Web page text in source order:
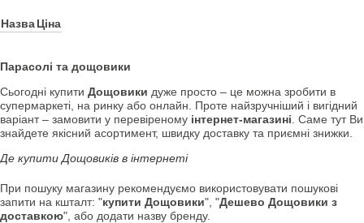
НазваЦіна
Парасолі та дощовики
Сьогодні купити Дощовики дуже просто – це можна зробити в
супермаркеті, на ринку або онлайн. Проте найзручніший і вигідний
варіант – замовити у перевіреному інтернет-магазині . Саме тут Ви
знайдете якісний асортимент, швидку доставку та приємні знижки.
Де купити Дощовиків в інтернеті
При пошуку магазину рекомендуємо використовувати пошукові
запити на кшталт: "купити Дощовики", "Дешево Дощовики з
доставкою", або додати назву бренду.